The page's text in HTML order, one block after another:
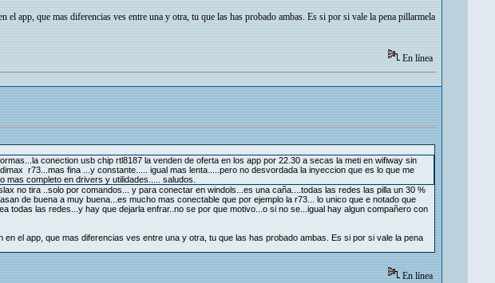
app, que mas diferencias ves entre una y otra, tu que las has probado ambas. Es si por si vale la pena pillarmela
En línea
conection usb chip rtl8187 la venden de oferta en los app por 22.30 a secas la meti en wifiway sin
r73...mas fina ...y constante..... igual mas lenta.....pero no desvordada la inyeccion que es lo que me
completo en drivers y utilidades..... saludos.
no tira ..solo por comandos... y para conectar en windols...es una caña....todas las redes las pilla un 30 %
de buena a muy buena...es mucho mas conectable que por ejemplo la r73... lo unico que e notado que
todas las redes...y hay que dejarla enfrar..no se por que motivo...o si no se...igual hay algun compañero con
el app, que mas diferencias ves entre una y otra, tu que las has probado ambas. Es si por si vale la pena
En línea